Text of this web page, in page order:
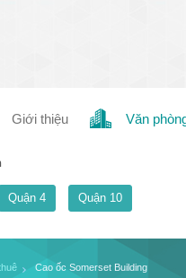
Giới thiệu Văn
Quận 4 Quận 10
Cao ốc Somerset Building